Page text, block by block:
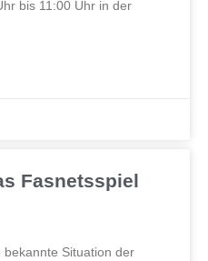
bis 11:00 Uhr in der
Fasnetsspiel
bekannte Situation der